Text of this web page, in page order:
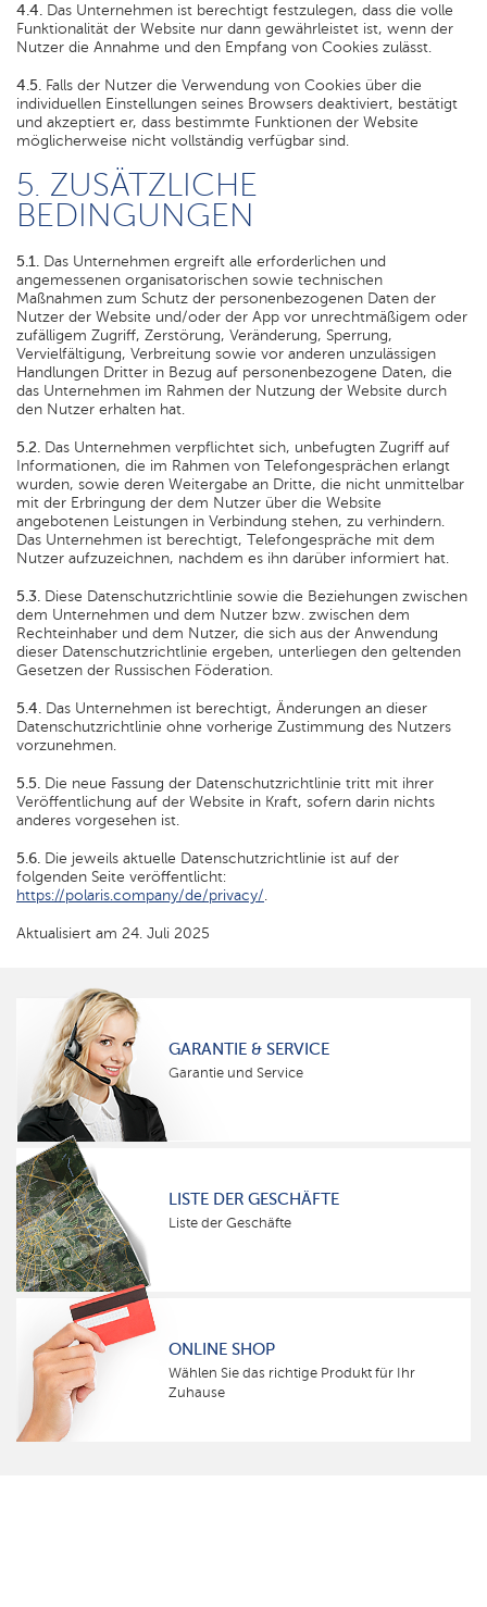
4.4. Das Unternehmen ist berechtigt festzulegen, dass die volle
Funktionalität der Website nur dann gewährleistet ist, wenn der
Nutzer die Annahme und den Empfang von Cookies zulässt.
4.5. Falls der Nutzer die Verwendung von Cookies über die
individuellen Einstellungen seines Browsers deaktiviert, bestätigt
und akzeptiert er, dass bestimmte Funktionen der Website
möglicherweise nicht vollständig verfügbar sind.
5. ZUSÄTZLICHE
BEDINGUNGEN
5.1. Das Unternehmen ergreift alle erforderlichen und
angemessenen organisatorischen sowie technischen
Maßnahmen zum Schutz der personenbezogenen Daten der
Nutzer der Website und/oder der App vor unrechtmäßigem oder
zufälligem Zugriff, Zerstörung, Veränderung, Sperrung,
Vervielfältigung, Verbreitung sowie vor anderen unzulässigen
Handlungen Dritter in Bezug auf personenbezogene Daten, die
das Unternehmen im Rahmen der Nutzung der Website durch
den Nutzer erhalten hat.
5.2. Das Unternehmen verpflichtet sich, unbefugten Zugriff auf
Informationen, die im Rahmen von Telefongesprächen erlangt
wurden, sowie deren Weitergabe an Dritte, die nicht unmittelbar
mit der Erbringung der dem Nutzer über die Website
angebotenen Leistungen in Verbindung stehen, zu verhindern.
Das Unternehmen ist berechtigt, Telefongespräche mit dem
Nutzer aufzuzeichnen, nachdem es ihn darüber informiert hat.
5.3. Diese Datenschutzrichtlinie sowie die Beziehungen zwischen
dem Unternehmen und dem Nutzer bzw. zwischen dem
Rechteinhaber und dem Nutzer, die sich aus der Anwendung
dieser Datenschutzrichtlinie ergeben, unterliegen den geltenden
Gesetzen der Russischen Föderation.
5.4. Das Unternehmen ist berechtigt, Änderungen an dieser
Datenschutzrichtlinie ohne vorherige Zustimmung des Nutzers
vorzunehmen.
5.5. Die neue Fassung der Datenschutzrichtlinie tritt mit ihrer
Veröffentlichung auf der Website in Kraft, sofern darin nichts
anderes vorgesehen ist.
5.6. Die jeweils aktuelle Datenschutzrichtlinie ist auf der
folgenden Seite veröffentlicht:
https://polaris.company/de/privacy/.
Aktualisiert am 24. Juli 2025
GARANTIE & SERVICE
Garantie und Service
LISTE DER GESCHÄFTE
Liste der Geschäfte
ONLINE SHOP
Wählen Sie das richtige Produkt für Ihr
Zuhause